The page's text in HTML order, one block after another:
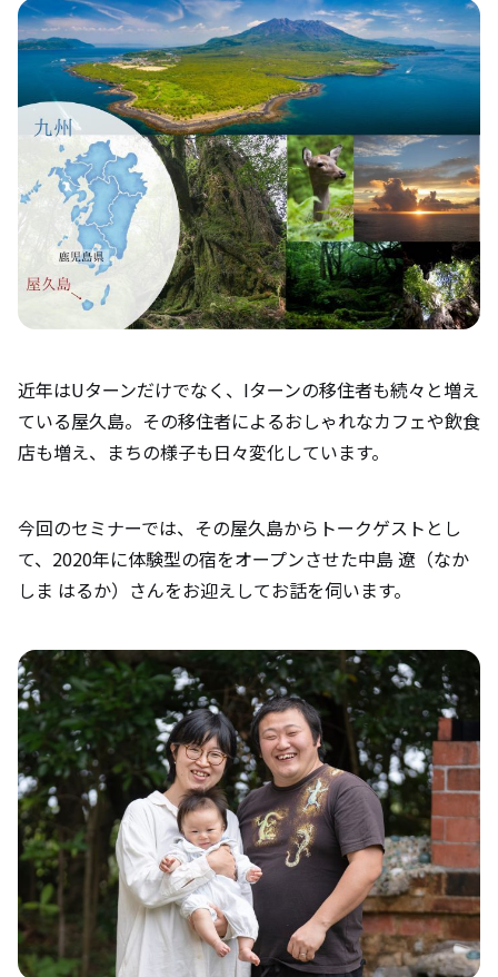
近年はUターンだけでなく、Iターンの移住者も続々と増え
ている屋久島。その移住者によるおしゃれなカフェや飲食
店も増え、まちの様子も日々変化しています。
今回のセミナーでは、その屋久島からトークゲストとし
て、2020年に体験型の宿をオープンさせた中島 遼（なか
しま はるか）さんをお迎えしてお話を伺います。